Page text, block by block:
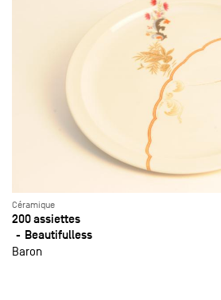
Céramique
200 assiettes
Beautifulless
Baron